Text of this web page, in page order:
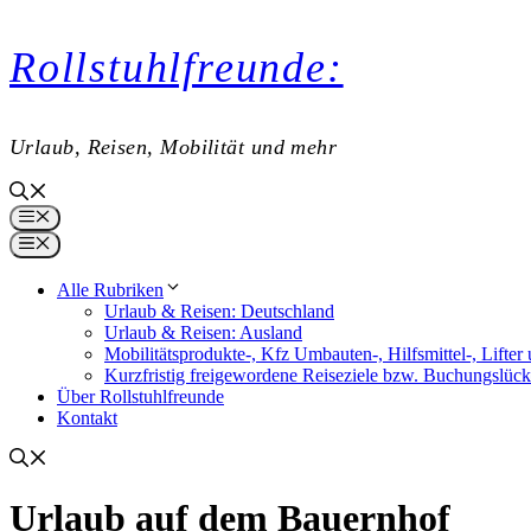
Zum
Inhalt
springen
Rollstuhlfreunde:
Urlaub, Reisen, Mobilität und mehr
Menü
Menü
Alle Rubriken
Urlaub & Reisen: Deutschland
Urlaub & Reisen: Ausland
Mobilitätsprodukte-, Kfz Umbauten-, Hilfsmittel-,
Kurzfristig freigewordene Reiseziele bzw.
Über Rollstuhlfreunde
Kontakt
Urlaub auf dem Bauernhof